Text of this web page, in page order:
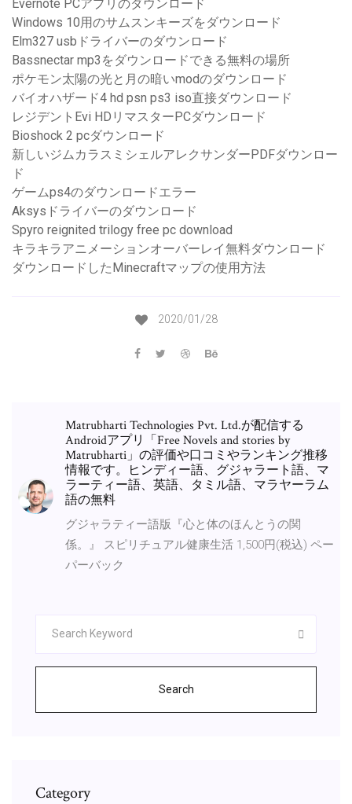
Evernote PCアプリのダウンロード
Windows 10用のサムスンキーズをダウンロード
Elm327 usbドライバーのダウンロード
Bassnectar mp3をダウンロードできる無料の場所
ポケモン太陽の光と月の暗いmodのダウンロード
バイオハザード4 hd psn ps3 iso直接ダウンロード
レジデントEvi HDリマスターPCダウンロード
Bioshock 2 pcダウンロード
新しいジムカラスミシェルアレクサンダーPDFダウンロー
ド
ゲームps4のダウンロードエラー
Aksysドライバーのダウンロード
Spyro reignited trilogy free pc download
キラキラアニメーションオーバーレイ無料ダウンロード
ダウンロードしたMinecraftマップの使用方法
2020/01/28
Matrubharti Technologies Pvt. Ltd.が配信する
Androidアプリ「Free Novels and stories by
Matrubharti」の評価や口コミやランキング推移
情報です。ヒンディー語、グジャラート語、マ
ラーティー語、英語、タミル語、マラヤーラム
語の無料
グジャラティー語版『心と体のほんとうの関
係。』 スピリチュアル健康生活 1,500円(税込) ペー
パーバック
Search
Category